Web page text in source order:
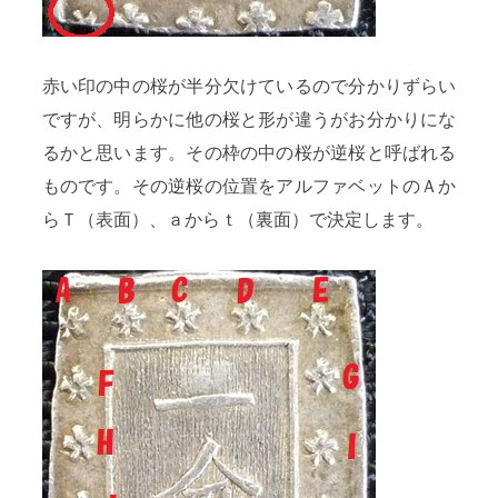
赤い印の中の桜が半分欠けているので分かりずらい
ですが、明らかに他の桜と形が違うがお分かりにな
るかと思います。その枠の中の桜が逆桜と呼ばれる
ものです。その逆桜の位置をアルファベットのＡか
らＴ（表面）、ａからｔ（裏面）で決定します。